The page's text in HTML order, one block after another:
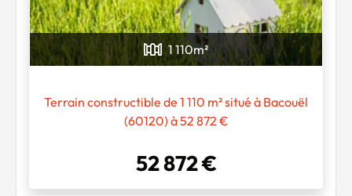
Chargement...
1 110m²
Terrain constructible de 1 110 m² situé à Bacouël
(60120) à 52 872 €
52 872 €